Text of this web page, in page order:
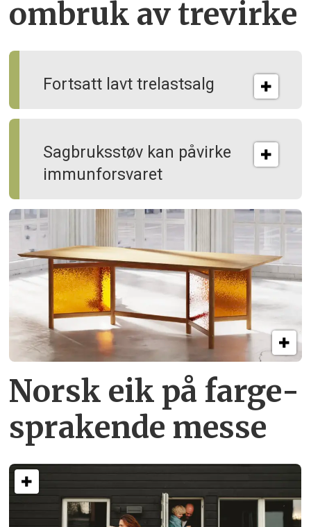
ombruk av tre­virke
Fortsatt lavt trelastsalg
Sagbruksstøv kan på­virke
immun­forsvaret
Norsk eik på farge­
sprakende messe